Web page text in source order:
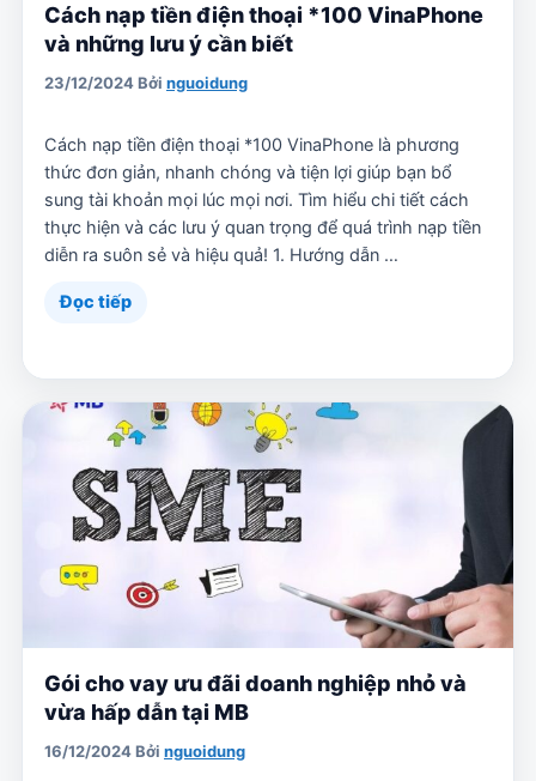
Cách nạp tiền điện thoại *100 VinaPhone
và những lưu ý cần biết
23/12/2024Bởi nguoidung
Cách nạp tiền điện thoại *100 VinaPhone là phương
thức đơn giản, nhanh chóng và tiện lợi giúp bạn bổ
sung tài khoản mọi lúc mọi nơi. Tìm hiểu chi tiết cách
thực hiện và các lưu ý quan trọng để quá trình nạp tiền
diễn ra suôn sẻ và hiệu quả! 1. Hướng dẫn …
Đọc tiếp
Gói cho vay ưu đãi doanh nghiệp nhỏ và
vừa hấp dẫn tại MB
16/12/2024Bởi nguoidung